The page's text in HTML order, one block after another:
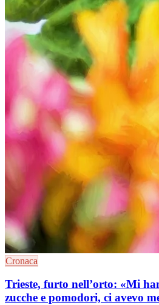
Cronaca
Trieste, furto nell’orto: «Mi
zucche e pomodori, ci avevo